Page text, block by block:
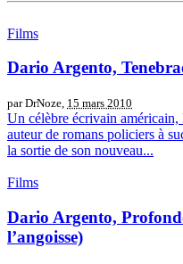
Films
Dario Argento,
par DrNoze, 15 mars 2010
Un célèbre écrivain
auteur de romans policiers à
la sortie de son nouveau...
Films
Dario Argento,
l’angoisse)